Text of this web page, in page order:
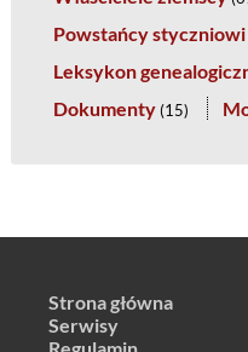
Powstańcy styczniowi
Leksykon
Dokumenty (15)
Strona główna
Serwisy